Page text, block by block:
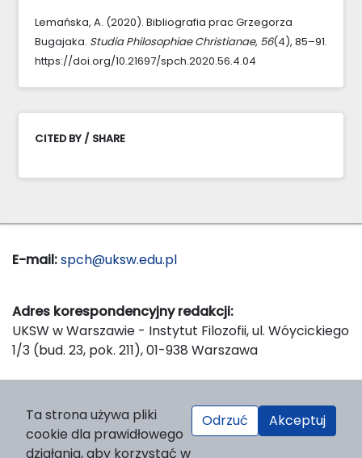
Lemańska, A. (2020). Bibliografia prac Grzegorza
Bugajaka. Studia Philosophiae Christianae, 56(4), 85–91.
https://doi.org/10.21697/spch.2020.56.4.04
CITED BY / SHARE
E-mail:spch@uksw.edu.pl
Adres korespondencyjny redakcji:
UKSW w Warszawie - Instytut Filozofii, ul. Wóycickiego
1/3 (bud. 23, pok. 211), 01-938 Warszawa
Wydawnictwo Naukowe UKSW, ul. Dewajtis 5, domek
nr 2, 01-815 Warszawa
Ta strona używa pliki
cookie dla prawidłowego
działania, aby korzystać w
Odrzuć Akceptuj